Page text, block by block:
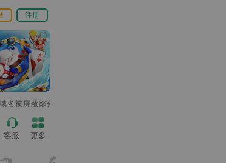
注册
被屏蔽部分地区打不开，更换主域名【3014.VIP】H5域名
客服 更多